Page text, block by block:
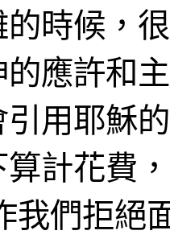
時候，
的應許和
用耶穌
計花費
我們拒絕